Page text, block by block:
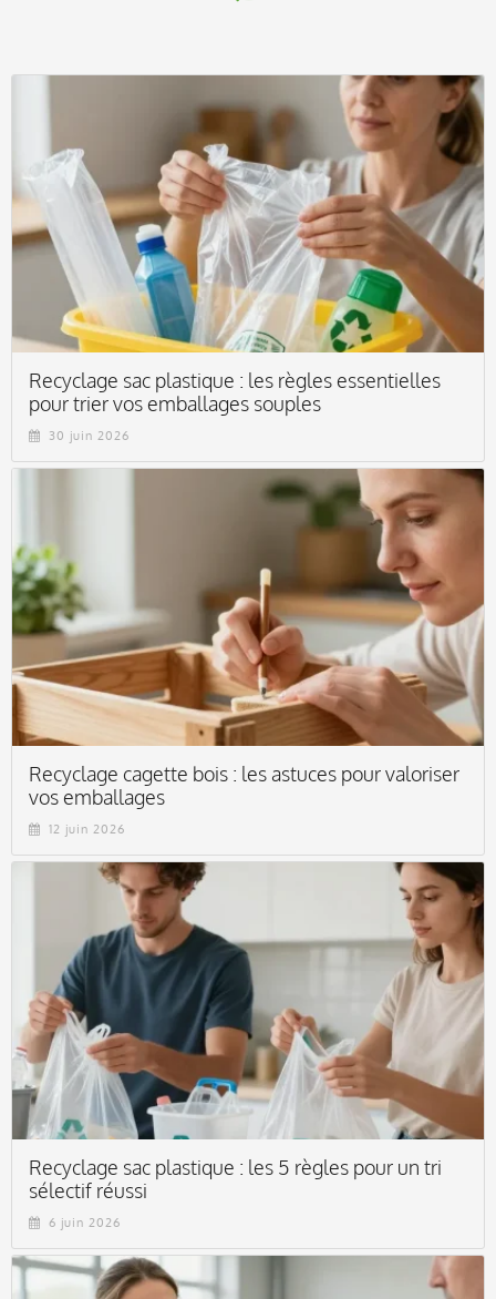
Recyclage sac plastique : les règles essentielles
pour trier vos emballages souples
30 juin 2026
Recyclage cagette bois : les astuces pour valoriser
vos emballages
12 juin 2026
Recyclage sac plastique : les 5 règles pour un tri
sélectif réussi
6 juin 2026